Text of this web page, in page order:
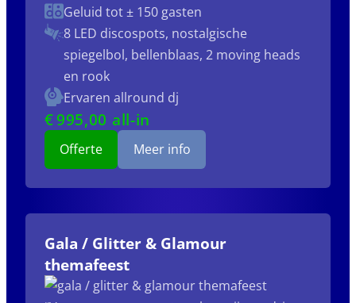
Geluid tot ± 150 gasten
8 LED discospots, nostalgische
spiegelbol, bellenblaas, 2 moving heads
en rook
Ervaren allround dj
€995,00 all-in
Offerte Meer info
Gala / Glitter & Glamour
themafeest